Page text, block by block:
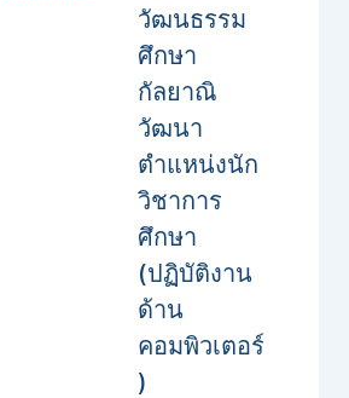
วัฒนธรรม
ศึกษา
กัลยาณิ
วัฒนา
ตำแหน่งนัก
วิชาการ
ศึกษา
(ปฏิบัติงาน
ด้าน
คอมพิวเตอร์
)